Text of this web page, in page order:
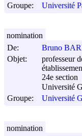
Groupe:
Université
De:
Bruno
Objet:
professeur
24e section
Université
Groupe:
Université
nomination
nomination